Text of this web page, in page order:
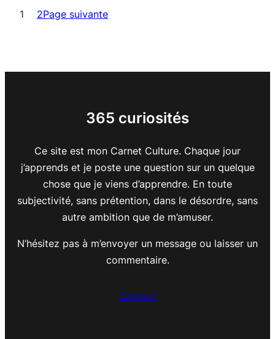
1
2Page suivante
365 curiosités
Ce site est mon Carnet Culture. Chaque jour
j’apprends et je poste une question sur un quelque
chose que je viens d’apprendre. En toute
subjectivité, sans prétention, dans le désordre, sans
autre ambition que de m’amuser.
N’hésitez pas à m’envoyer un message ou laisser un
commentaire.
Contact